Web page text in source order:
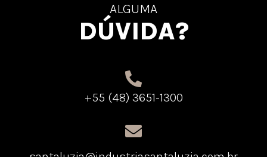
ALGUMA
DÚVIDA?
+55 (48) 3651-1300